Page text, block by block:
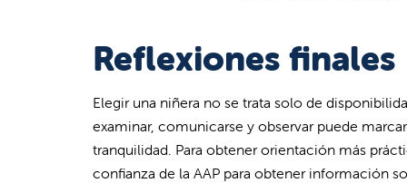
Reflexiones finales
Elegir una niñera no se trata solo de
examinar, comunicarse y observar puede
tranquilidad. Para obtener orientación más
confianza de la AAP para obtener información